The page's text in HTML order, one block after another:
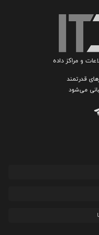
و مراکز داده
قدرتمند
می‌شود